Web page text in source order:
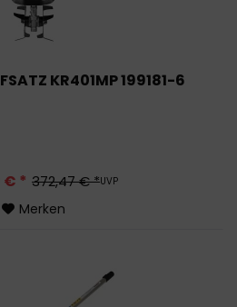
KR401MP 199181-6
372,47 € *UVP
€ *
Merken